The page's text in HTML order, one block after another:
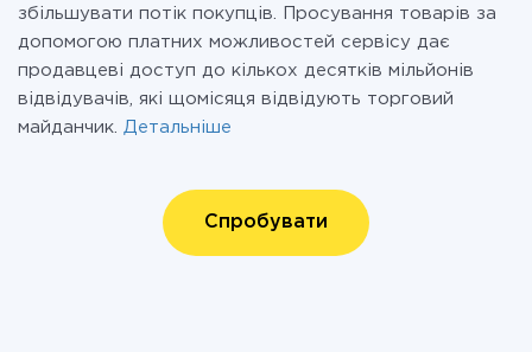
збільшувати потік покупців. Просування товарів за
допомогою платних можливостей сервісу дає
продавцеві доступ до кількох десятків мільйонів
відвідувачів, які щомісяця відвідують торговий
майданчик. Детальніше
Спробувати